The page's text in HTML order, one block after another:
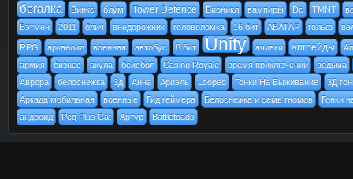
бегалка Винкс блум Tower Defence Бионикл вампиры Dc TMNT
Бэтмен
2011 блич внедорожник головоломка 16 бит АВАТАР гольф
RPG арканоид военная автобус 8 бит Unity ачивки апгрейды
армия
бизнес акула бейсбол Casino Royale время приключений
ведьма
Аврора
белоснежка 3д Анна Ариэль Looped Гонки На Выживание
3Д
Аркада мобильная
военные Гид геймера Белоснежка и семь гномов
Гонки
андроид
Peg Plus Cat Артур Battletoads